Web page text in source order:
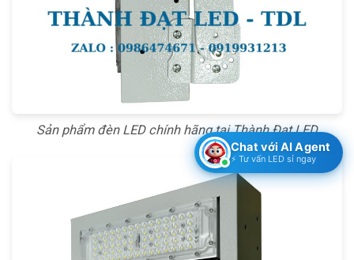
Sản phẩm đèn LED chính hãng tại Thành Đạt LED
Chat với AI Agent
⚡ Tư vấn LED sỉ ngay